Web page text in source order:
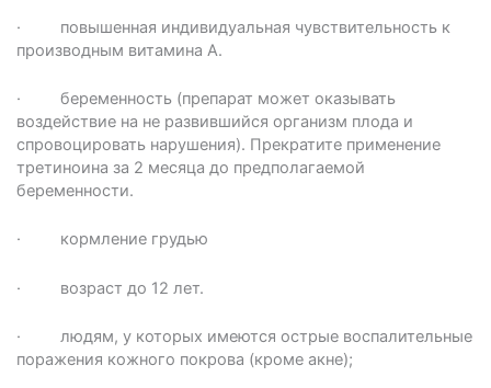
· повышенная индивидуальная чувствительность к
производным витамина А.
· беременность (препарат может оказывать
воздействие на не развившийся организм плода и
спровоцировать нарушения). Прекратите применение
третиноина за 2 месяца до предполагаемой
беременности.
· кормление грудью
· возраст до 12 лет.
· людям, у которых имеются острые воспалительные
поражения кожного покрова (кроме акне);